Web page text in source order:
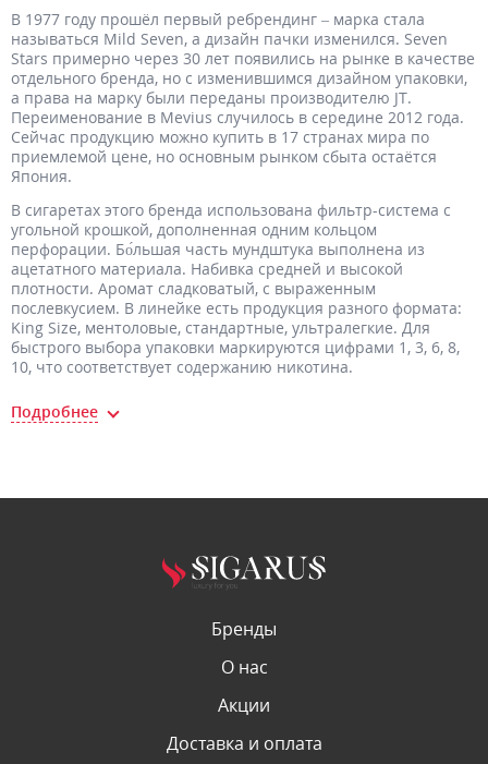
В 1977 году прошёл первый ребрендинг – марка стала
называться Mild Seven, а дизайн пачки изменился. Seven
Stars примерно через 30 лет появились на рынке в качестве
отдельного бренда, но с изменившимся дизайном упаковки,
а права на марку были переданы производителю JT.
Переименование в Mevius случилось в середине 2012 года.
Сейчас продукцию можно купить в 17 странах мира по
приемлемой цене, но основным рынком сбыта остаётся
Япония.
В сигаретах этого бренда использована фильтр-система с
угольной крошкой, дополненная одним кольцом
перфорации. Бо́льшая часть мундштука выполнена из
ацетатного материала. Набивка средней и высокой
плотности. Аромат сладковатый, с выраженным
послевкусием. В линейке есть продукция разного формата:
King Size, ментоловые, стандартные, ультралегкие. Для
быстрого выбора упаковки маркируются цифрами 1, 3, 6, 8,
10, что соответствует содержанию никотина.
Бренды
О нас
Акции
Доставка и оплата